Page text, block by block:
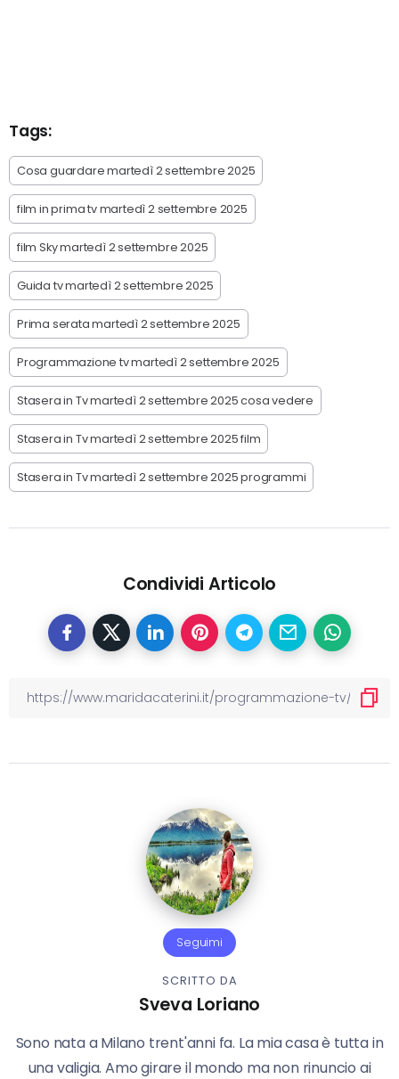
Tags:
Cosa guardare martedì 2 settembre 2025
film in prima tv martedì 2 settembre 2025
film Sky martedì 2 settembre 2025
Guida tv martedì 2 settembre 2025
Prima serata martedì 2 settembre 2025
Programmazione tv martedì 2 settembre 2025
Stasera in Tv martedì 2 settembre 2025 cosa vedere
Stasera in Tv martedì 2 settembre 2025 film
Stasera in Tv martedì 2 settembre 2025 programmi
Condividi Articolo
Seguimi
SCRITTO DA
Sveva Loriano
Sono nata a Milano trent'anni fa. La mia casa è tutta in
una valigia. Amo girare il mondo ma non rinuncio ai